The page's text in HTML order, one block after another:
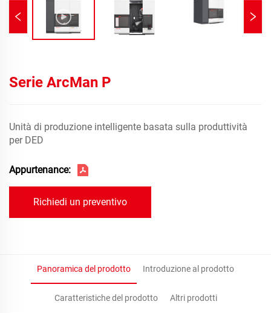
Serie ArcMan P
Unità di produzione intelligente basata sulla produttività
per DED
Appurtenance:
Richiedi un preventivo
Panoramica del prodotto Introduzione al prodotto
Caratteristiche del prodotto Altri prodotti